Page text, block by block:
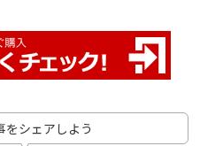
をシェアしよう